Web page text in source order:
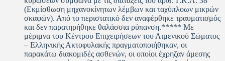
(Εκμίσθωση μηχανοκίνητων λέμβων και ταχύπλοων μικρών
σκαφών). Από το περιστατικό δεν αναφέρθηκε τραυματισμός
και δεν παρατηρήθηκε θαλάσσια ρύπανση.***** Με
μέριμνα του Κέντρου Επιχειρήσεων του Λιμενικού Σώματος
– Ελληνικής Ακτοφυλακής πραγματοποιήθηκαν, οι
παρακάτω διακομιδές ασθενών, οι οποίοι έχρηζαν άμεσης